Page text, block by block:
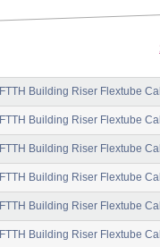
FTTH Building Riser Flextube
FTTH Building Riser Flextube
FTTH Building Riser Flextube
FTTH Building Riser Flextube
FTTH Building Riser Flextube
FTTH Building Riser Flextube